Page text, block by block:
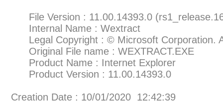
File Version : 11.00.14393.0
Internal Name : Wextract
Legal Copyright : © Microsoft Corporation.
Original File name :
Product Name : Internet Explorer
Product Version : 11.00.14393.0
Creation Date : 10/01/2020 12:42:39